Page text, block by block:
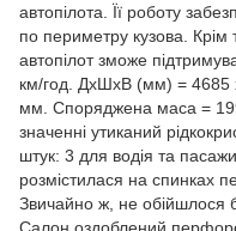
автопілота. Її роботу
по периметру кузова. Крім
автопілот зможе
км/год. ДхШхВ (мм) = 4685
мм. Споряджена маса =
значенні утиканий
штук: 3 для водія та
розмістилася на спинках
Звичайно ж, не обійшлося
Салон оздоблений